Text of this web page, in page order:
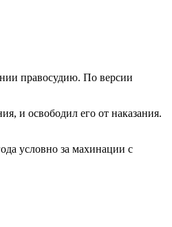
правосудию. По версии
и освободил его от наказания.
условно за махинации с